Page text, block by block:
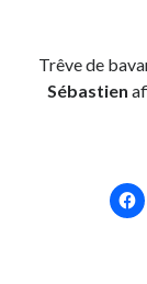
Sorties
Vidéos
Trêve de
Sébastien